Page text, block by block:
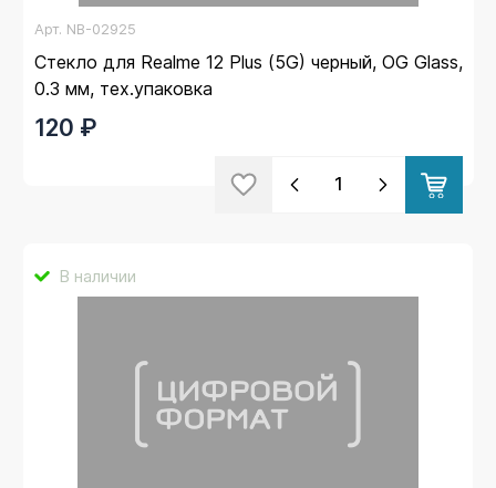
Арт. NB-02925
Стекло для Realme 12 Plus (5G) черный, OG Glass,
0.3 мм, тех.упаковка
120 ₽
В наличии